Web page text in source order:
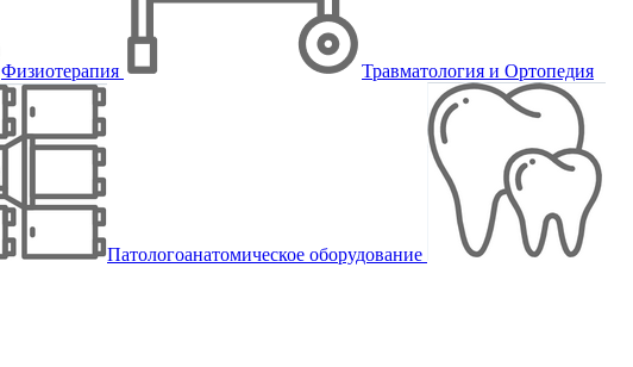
Физиотерапия Травматология и Ортопедия
Патологоанатомическое оборудование